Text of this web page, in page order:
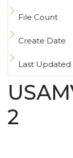
File Count
Create Date
Last Updated
2